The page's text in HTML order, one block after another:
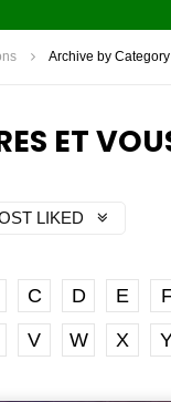
Archive by
ET
LIKED
C D E
V W X